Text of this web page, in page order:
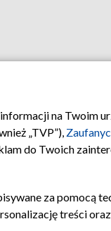
na Twoim
„TVP”),
do Twoich
za pomocą
treści